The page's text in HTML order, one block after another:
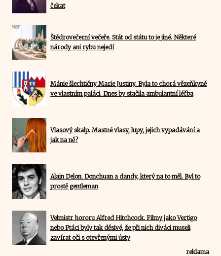
čekat
Štědrovečerní večeře. Stát od státu to je jiné. Některé
národy ani rybu nejedí
Mánie šlechtičny Marie Justiny. Byla to chorá vězeňkyně
ve vlastním paláci. Dnes by stačila ambulantní léčba
Vlasový skalp. Mastné vlasy, lupy, jejich vypadávání a
jak na ně?
Alain Delon. Donchuan a dandy, který na to měl. Byl to
prostě gentleman
Velmistr hororu Alfred Hitchcock. Filmy jako Vertigo
nebo Ptáci byly tak děsivé, že při nich diváci museli
zavírat oči s otevřenými ústy
reklama